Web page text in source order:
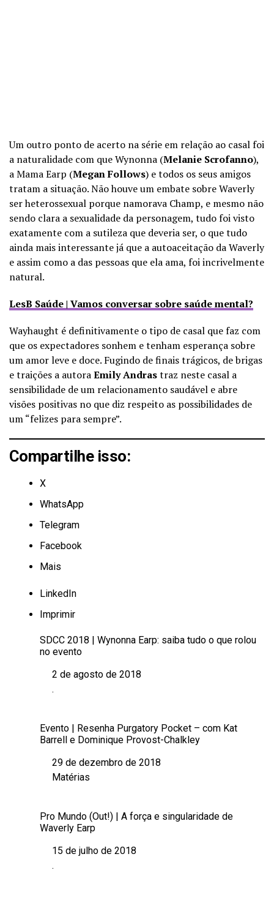
Um outro ponto de acerto na série em relação ao casal foi
a naturalidade com que Wynonna (Melanie Scrofanno),
a Mama Earp (Megan Follows) e todos os seus amigos
tratam a situação. Não houve um embate sobre Waverly
ser heterossexual porque namorava Champ, e mesmo não
sendo clara a sexualidade da personagem, tudo foi visto
exatamente com a sutileza que deveria ser, o que tudo
ainda mais interessante já que a autoaceitação da Waverly
e assim como a das pessoas que ela ama, foi incrivelmente
natural.
LesB Saúde | Vamos conversar sobre saúde mental?
Wayhaught é definitivamente o tipo de casal que faz com
que os expectadores sonhem e tenham esperança sobre
um amor leve e doce. Fugindo de finais trágicos, de brigas
e traições a autoraEmily Andrastraz neste casal a
sensibilidade de um relacionamento saudável e abre
visões positivas no que diz respeito as possibilidades de
um “felizes para sempre”.
Compartilhe isso:
X
WhatsApp
Telegram
Facebook
Mais
LinkedIn
Imprimir
SDCC 2018 | Wynonna Earp: saiba tudo o que rolou
no evento
Data
2 de agosto de 2018
Em relação a
.
Evento | Resenha Purgatory Pocket – com Kat
Barrell e Dominique Provost-Chalkley
Data
29 de dezembro de 2018
Em relação a
Matérias
Pro Mundo (Out!) | A força e singularidade de
Waverly Earp
Data15 de julho de 2018
Em relação a
.